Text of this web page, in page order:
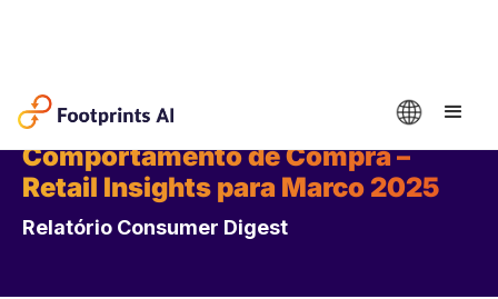
Comportamento de Compra –
Retail Insights para Marco 2025
Relatório Consumer Digest